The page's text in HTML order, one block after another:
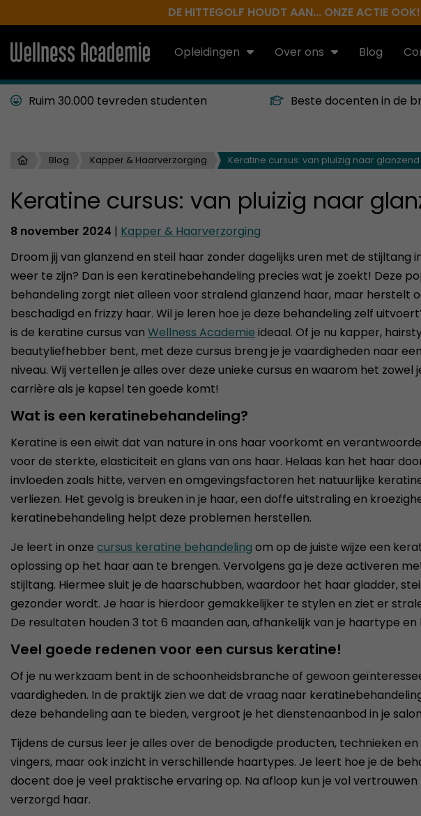
DE HITTEGOLF HOUDT AAN... ONZE ACTIE
Opleidingen Over ons Blog
Ruim 30.000 tevreden studenten Beste docenten in de
Blog Kapper & Haarverzorging Keratine cursus: van pluizig naar
Keratine cursus: van pluizig naar
8 november 2024 | Kapper & Haarverzorging
Droom jij van glanzend en steil haar zonder dagelijks uren met de stijltang
weer te zijn? Dan is een keratinebehandeling precies wat je zoekt! Deze
behandeling zorgt niet alleen voor stralend glanzend haar, maar herstelt
beschadigd en frizzy haar. Wil je leren hoe je deze behandeling zelf
is de keratine cursus van Wellness Academie ideaal. Of je nu kapper,
beautyliefhebber bent, met deze cursus breng je je vaardigheden naar
niveau. Wij vertellen je alles over deze unieke cursus en waarom het zowel
carrière als je kapsel ten goede komt!
Wat is een keratinebehandeling?
Keratine is een eiwit dat van nature in ons haar voorkomt en
voor de sterkte, elasticiteit en glans van ons haar. Helaas kan het haar
invloeden zoals hitte, verven en omgevingsfactoren het natuurlijke
verliezen. Het gevolg is breuken in je haar, een doffe uitstraling en
keratinebehandeling helpt deze problemen herstellen.
Je leert in onze cursus keratine behandeling om op de juiste wijze een
oplossing op het haar aan te brengen. Vervolgens ga je deze activeren
stijltang. Hiermee sluit je de haarschubben, waardoor het haar gladder,
gezonder wordt. Je haar is hierdoor gemakkelijker te stylen en ziet er
De resultaten houden 3 tot 6 maanden aan, afhankelijk van je haartype en
Veel goede redenen voor een cursus keratine!
Of je nu werkzaam bent in de schoonheidsbranche of gewoon
vaardigheden. In de praktijk zien we dat de vraag naar
deze behandeling aan te bieden, vergroot je het dienstenaanbod in je
Tijdens de cursus leer je alles over de benodigde producten, technieken
vingers, maar ook inzicht in verschillende haartypes. Je leert hoe je de
docent doe je veel praktische ervaring op. Na afloop kun je vol
verzorgd haar.